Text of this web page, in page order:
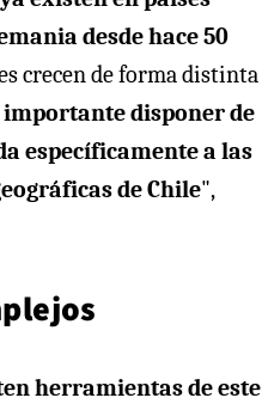
desde hace 50
crecen de forma distinta
importante disponer de
específicamente a las
de Chile",
herramientas de este